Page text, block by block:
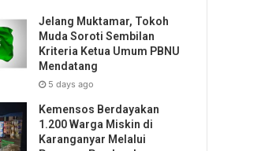
Jelang Muktamar, Tokoh
Muda Soroti Sembilan
Kriteria Ketua Umum PBNU
Mendatang
5 days ago
Kemensos Berdayakan
1.200 Warga Miskin di
Karanganyar Melalui